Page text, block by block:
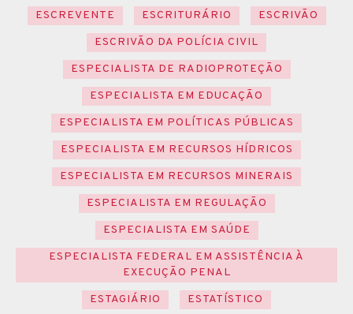
ESCREVENTE
ESCRITURÁRIO
ESCRIVÃO
ESCRIVÃO DA POLÍCIA CIVIL
ESPECIALISTA DE RADIOPROTEÇÃO
ESPECIALISTA EM EDUCAÇÃO
ESPECIALISTA EM POLÍTICAS PÚBLICAS
ESPECIALISTA EM RECURSOS HÍDRICOS
ESPECIALISTA EM RECURSOS MINERAIS
ESPECIALISTA EM REGULAÇÃO
ESPECIALISTA EM SAÚDE
ESPECIALISTA FEDERAL EM ASSISTÊNCIA À
EXECUÇÃO PENAL
ESTAGIÁRIO
ESTATÍSTICO